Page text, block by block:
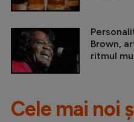
Brown,
ritmul
Cele mai noi